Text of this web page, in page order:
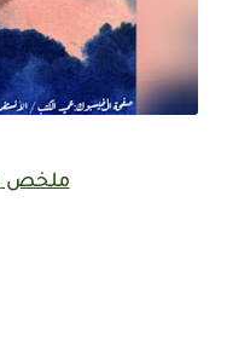
ملخص